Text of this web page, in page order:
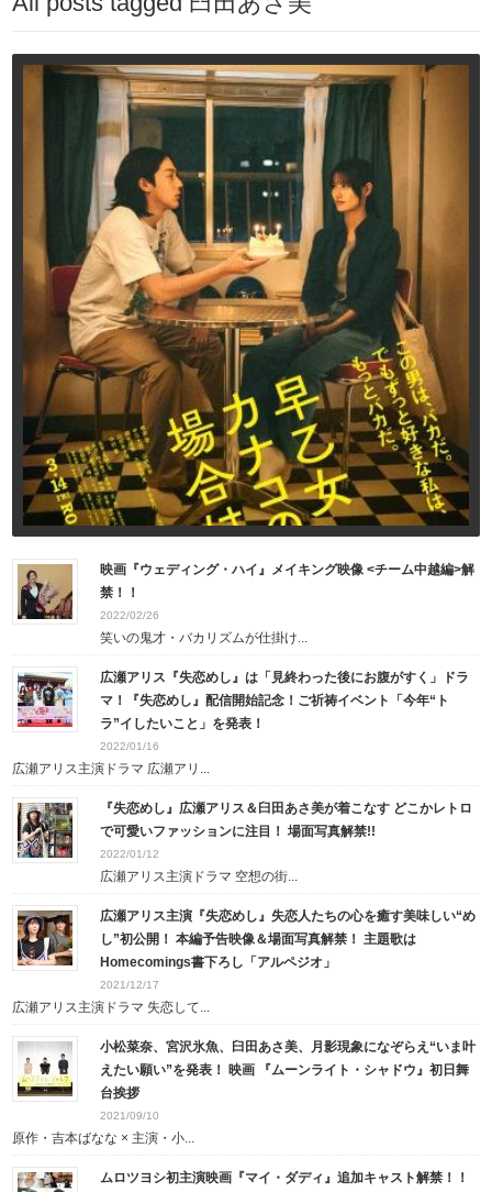
映画『ウェディング・ハイ』メイキング映像 <チーム中越編>解
禁！！
2022/02/26
笑いの鬼才・バカリズムが仕掛け...
広瀬アリス『失恋めし』は「見終わった後にお腹がすく」ドラ
マ！『失恋めし』配信開始記念！ご祈祷イベント「今年“ト
ラ”イしたいこと」を発表！
2022/01/16
広瀬アリス主演ドラマ 広瀬アリ...
『失恋めし』広瀬アリス＆臼田あさ美が着こなす どこかレトロ
で可愛いファッションに注目！ 場面写真解禁!!
2022/01/12
広瀬アリス主演ドラマ 空想の街...
広瀬アリス主演『失恋めし』失恋人たちの心を癒す美味しい“め
し”初公開！ 本編予告映像＆場面写真解禁！ 主題歌は
Homecomings書下ろし「アルペジオ」
2021/12/17
広瀬アリス主演ドラマ 失恋して...
小松菜奈、宮沢氷魚、臼田あさ美、月影現象になぞらえ“いま叶
えたい願い”を発表！ 映画 『ムーンライト・シャドウ』初日舞
台挨拶
2021/09/10
原作・吉本ばなな × 主演・小...
ムロツヨシ初主演映画『マイ・ダディ』追加キャスト解禁！！